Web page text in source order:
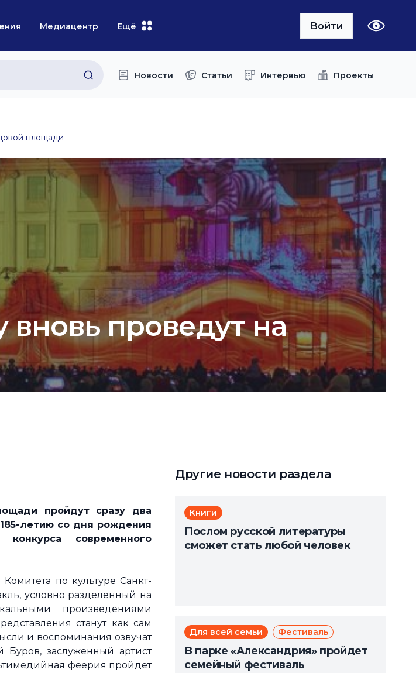
Медиацентр Ещё Войти
Новости Статьи Интервью Проекты
площади
проведут на
пройдут сразу два
летию со дня рождения
современного
по культуре Санкт-
условно разделенный на
произведениями
станут как сам
и воспоминания озвучат
Буров, заслуженный артист
феерия пройдет
Другие новости раздела
Книги
Послом русской литературы
сможет стать любой человек
Для всей семьи Фестиваль
В парке «Александрия» пройдет
семейный фестиваль